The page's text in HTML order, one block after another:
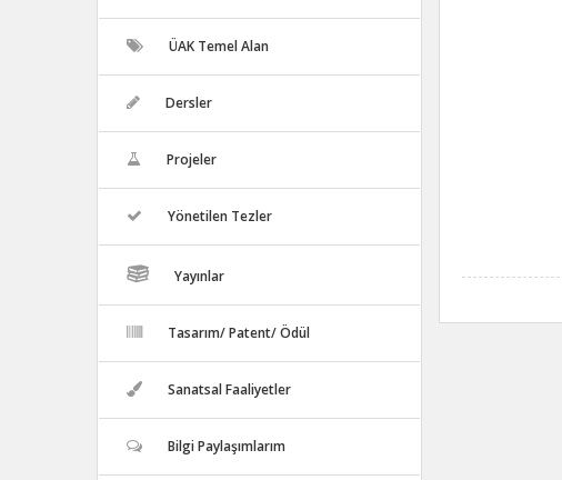
ÜAK Temel Alan
Dersler
Projeler
Yönetilen Tezler
Yayınlar
Tasarım/ Patent/ Ödül
Sanatsal Faaliyetler
Bilgi Paylaşımlarım